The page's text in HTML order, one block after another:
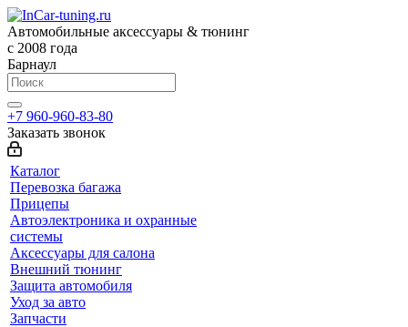
Автомобильные аксессуары & тюнинг
с 2008 года
Барнаул
+7 960-960-83-80
Заказать звонок
Каталог
Перевозка багажа
Прицепы
Автоэлектроника и охранные
системы
Аксессуары для салона
Внешний тюнинг
Защита автомобиля
Уход за авто
Запчасти